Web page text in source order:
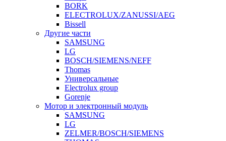
BORK
ELECTROLUX/ZANUSSI/AEG
Bissell
Другие части
SAMSUNG
LG
BOSCH/SIEMENS/NEFF
Thomas
Универсальные
Electrolux group
Gorenje
Мотор и электронный модуль
SAMSUNG
LG
ZELMER/BOSCH/SIEMENS